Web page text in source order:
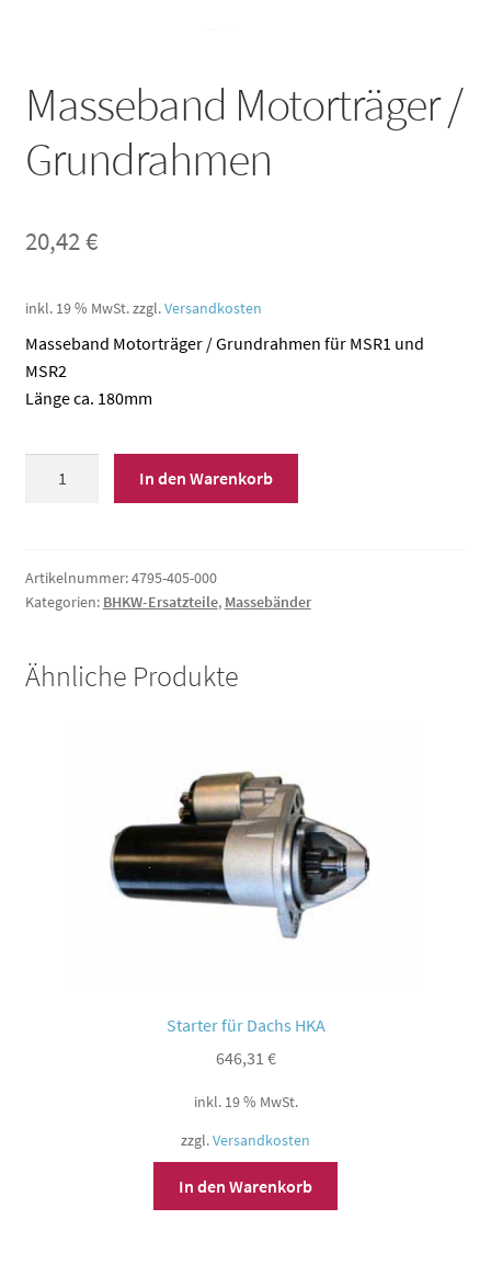
Masseband Motorträger /
Grundrahmen
20,42€
inkl. 19 % MwSt.zzgl.Versandkosten
Masseband Motorträger / Grundrahmen für MSR1 und
MSR2
Länge ca. 180mm
Menge
In den Warenkorb
Artikelnummer:4795-405-000
Kategorien: BHKW-Ersatzteile, Massebänder
Ähnliche Produkte
Starter für Dachs HKA
646,31 €
inkl. 19 % MwSt.
zzgl.Versandkosten
In den Warenkorb